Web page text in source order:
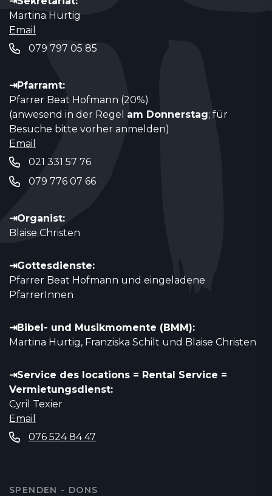
Martina Hurtig
Email
079 797 05 85
⇥Pfarramt:
Pfarrer Beat Hofmann (20%)
(anwesend in der Regel am Donnerstag; für
Besuche bitte vorher anmelden)
Email
021 331 57 76
079 776 07 66
⇥Organist:
Blaise Christen
⇥Gottesdienste:
Pfarrer Beat Hofmann und eingeladene
PfarrerInnen
⇥Bibel- und Musikmomente (BMM):
Martina Hurtig, Franziska Schilt und Blaise Christen
⇥Service des locations = Rental Service =
Vermietungsdienst:
Cyril Texier
Email
076 524 84 47
SPENDEN - DONS